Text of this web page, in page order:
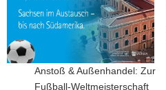
i
g
Anstoß & Außenhandel: Zur
Fußball-Weltmeisterschaft